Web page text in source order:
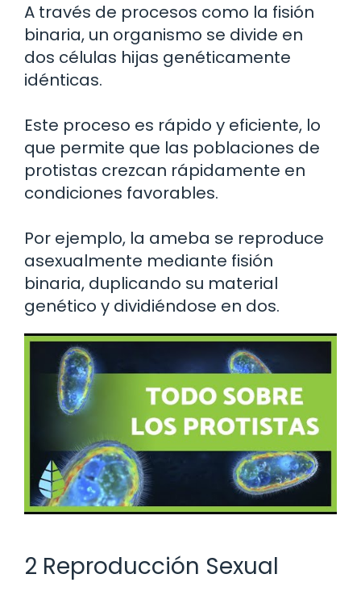
A través de procesos como la fisión
binaria, un organismo se divide en
dos células hijas genéticamente
idénticas.
Este proceso es rápido y eficiente, lo
que permite que las poblaciones de
protistas crezcan rápidamente en
condiciones favorables.
Por ejemplo, la ameba se reproduce
asexualmente mediante fisión
binaria, duplicando su material
genético y dividiéndose en dos.
2 Reproducción Sexual